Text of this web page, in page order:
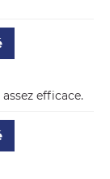
efficace.